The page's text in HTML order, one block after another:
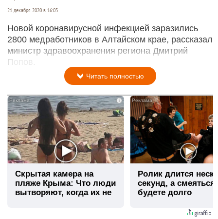
21 декабря 2020 в 16:03
Новой коронавирусной инфекцией заразились
2800 медработников в Алтайском крае, рассказал
министр здравоохранения региона Дмитрий
Попов.
Читать полностью
i
Скрытая камера на
пляже Крыма: Что люди
вытворяют, когда их не
Ролик длится
секунд, а
будете долго